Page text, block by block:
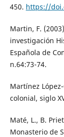
450. https://
Martin, F.
investigación
Española de
n.64:73-74.
Martínez
colonial, siglo
Maté, L., B.
Monasterio de